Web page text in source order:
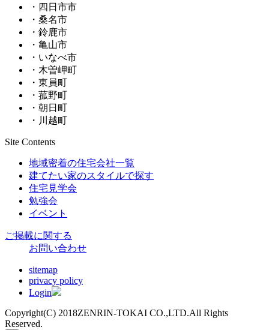
・四日市市
・桑名市
・鈴鹿市
・亀山市
・いなべ市
・木曽岬町
・東員町
・菰野町
・朝日町
・川越町
Site Contents
地域密着の住宅会社一覧
建てたい家のスタイルで探す
住宅見学会
勉強会
イベント
ご掲載に関する
お問い合わせ
sitemap
privacy policy
Login
Copyright(C) 2018ZENRIN-TOKAI CO.,LTD.All Rights
Reserved.